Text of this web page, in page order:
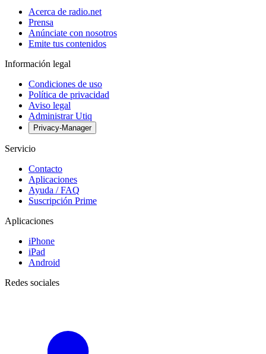
Acerca de radio.net
Prensa
Anúnciate con nosotros
Emite tus contenidos
Información legal
Condiciones de uso
Política de privacidad
Aviso legal
Administrar Utiq
Privacy-Manager
Servicio
Contacto
Aplicaciones
Ayuda / FAQ
Suscripción Prime
Aplicaciones
iPhone
iPad
Android
Redes sociales